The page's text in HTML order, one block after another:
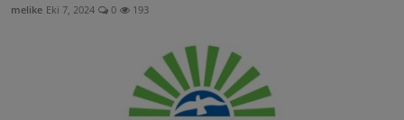
melike Eki 7, 2024 0 193